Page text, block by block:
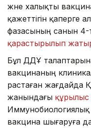
және халықты
қажеттігін қаперге
фазасының санын 4-
қарастырылып
Бұл ДДҰ
вакцинаның
растаған жағдайда
жанындағы құрылыс
Иммунобиологиялық
вакцина шығаруға